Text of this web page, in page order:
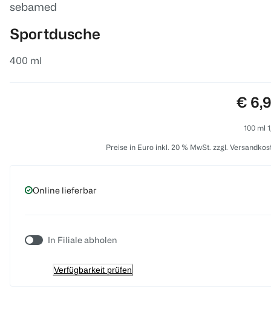
sebamed
Sportdusche
400 ml
€
100 ml
Preise in Euro inkl. 20 % MwSt. zzgl.
Online lieferbar
In Filiale abholen
Verfügbarkeit prüfen